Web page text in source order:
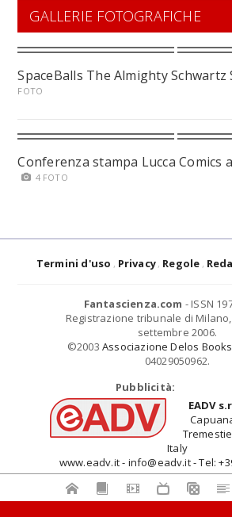
GALLERIE FOTOGRAFICHE
SpaceBalls The Almighty Schwartz
FOTO
Conferenza stampa Lucca Comics
4 FOTO
Termini d'uso Privacy Regole
Fantascienza.com - ISSN
Registrazione tribunale di Milano,
settembre 2006.
©2003 Associazione Delos Books
04029050962.
Pubblicità:
EADV
Italy
www.eadv.it - info@eadv.it - Tel: